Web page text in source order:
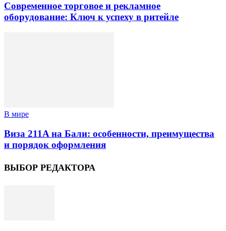
Современное торговое и рекламное
оборудование: Ключ к успеху в ритейле
В мире
Виза 211A на Бали: особенности, преимущества
и порядок оформления
ВЫБОР РЕДАКТОРА